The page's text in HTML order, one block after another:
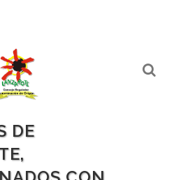
DE